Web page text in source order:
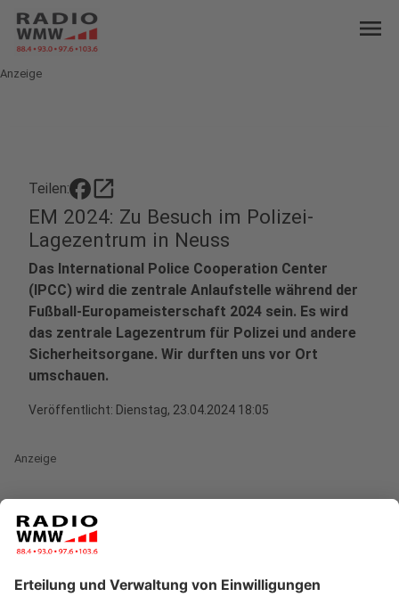
menu
Anzeige
Teilen: open_in_new
EM 2024: Zu Besuch im Polizei-
Lagezentrum in Neuss
Das International Police Cooperation Center
(IPCC) wird die zentrale Anlaufstelle während der
Fußball-Europameisterschaft 2024 sein. Es wird
das zentrale Lagezentrum für Polizei und andere
Sicherheitsorgane. Wir durften uns vor Ort
umschauen.
Veröffentlicht: Dienstag, 23.04.2024 18:05
Anzeige
Zum Termin hat Nordrhein-Westfalens Innenminister
Herbert Reul persönlich geladen. Noch befindet sich
Aufbau, aber schon vor dem offiziellenStart der